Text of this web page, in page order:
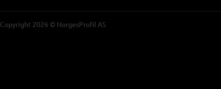
Copyright 2026 © NorgesProfil AS